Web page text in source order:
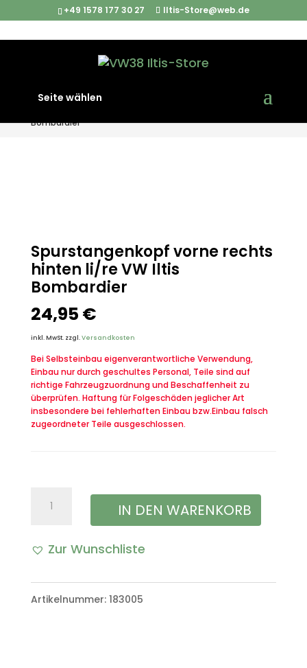
+49 1578 177 30 27 Iltis-Store@web.de
Seite wählen
Spurstangenkopf vorne rechts hinten li/re VW Iltis
Bombardier
Spurstangenkopf vorne rechts
hinten li/re VW Iltis
Bombardier
24,95 €
inkl. MwSt. zzgl.Versandkosten
Bei Selbsteinbau eigenverantwortliche Verwendung,
Einbau nur durch geschultes Personal, Teile sind auf
richtige Fahrzeugzuordnung und Beschaffenheit zu
überprüfen. Haftung für Folgeschäden jeglicher Art
insbesondere bei fehlerhaften Einbau bzw.Einbau falsch
zugeordneter Teile ausgeschlossen.
Spurstangenkopf
rechts
li/re
IN DEN WARENKORB
Zur Wunschliste
Artikelnummer: 183005